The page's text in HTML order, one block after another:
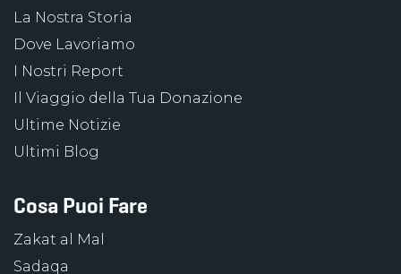
La Nostra Storia
Dove Lavoriamo
I Nostri Report
Il Viaggio della Tua Donazione
Ultime Notizie
Ultimi Blog
Cosa Puoi Fare
Zakat al Mal
Sadaqa